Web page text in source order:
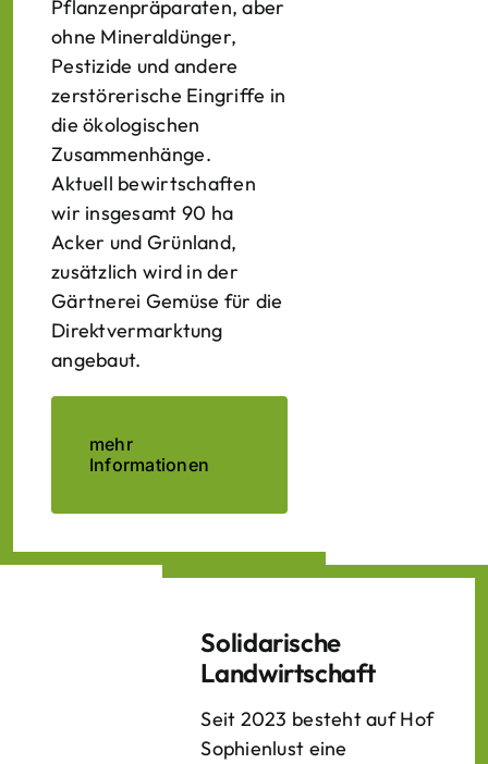
Pflanzenpräparaten, aber
ohne Mineraldünger,
Pestizide und andere
zerstörerische Eingriffe in
die ökologischen
Zusammenhänge.
Aktuell bewirtschaften
wir insgesamt 90 ha
Acker und Grünland,
zusätzlich wird in der
Gärtnerei Gemüse für die
Direktvermarktung
angebaut.
mehr
Informationen
Solidarische
Landwirtschaft
Seit 2023 besteht auf Hof
Sophienlust eine